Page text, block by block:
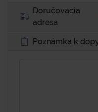
Doručovacia
adresa
Poznámka k